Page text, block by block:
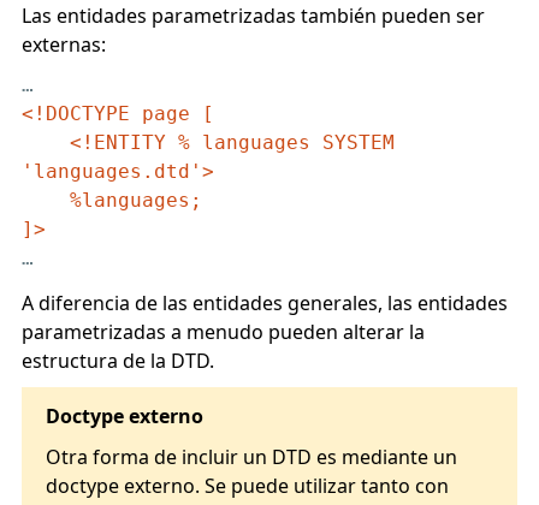
Las entidades parametrizadas también pueden ser
externas:
<!DOCTYPE page [
<!ENTITY % languages SYSTEM
'languages.dtd'>
%languages;
]>
…
A diferencia de las entidades generales, las entidades
parametrizadas a menudo pueden alterar la
estructura de la DTD.
Doctype externo
Otra forma de incluir un DTD es mediante un
doctype externo. Se puede utilizar tanto con